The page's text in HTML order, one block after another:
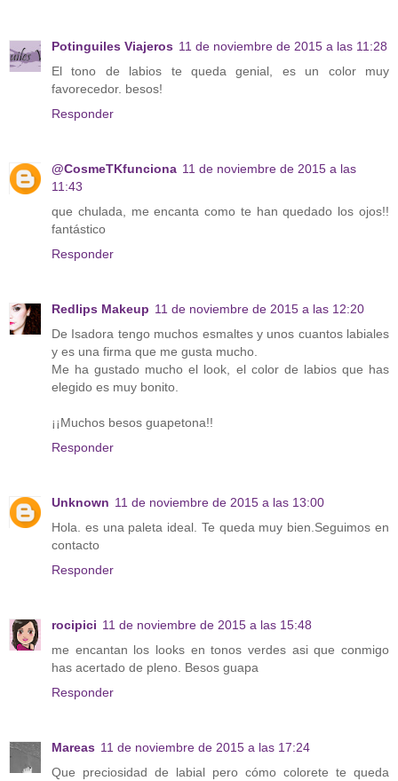
Potinguiles Viajeros 11 de noviembre de 2015 a las 11:28
El tono de labios te queda genial, es un color muy
favorecedor. besos!
Responder
@CosmeTKfunciona 11 de noviembre de 2015 a las
11:43
que chulada, me encanta como te han quedado los ojos!!
fantástico
Responder
Redlips Makeup 11 de noviembre de 2015 a las 12:20
De Isadora tengo muchos esmaltes y unos cuantos labiales
y es una firma que me gusta mucho.
Me ha gustado mucho el look, el color de labios que has
elegido es muy bonito.
¡¡Muchos besos guapetona!!
Responder
Unknown 11 de noviembre de 2015 a las 13:00
Hola. es una paleta ideal. Te queda muy bien.Seguimos en
contacto
Responder
rocipici 11 de noviembre de 2015 a las 15:48
me encantan los looks en tonos verdes asi que conmigo
has acertado de pleno. Besos guapa
Responder
Mareas 11 de noviembre de 2015 a las 17:24
Que preciosidad de labial pero cómo colorete te queda